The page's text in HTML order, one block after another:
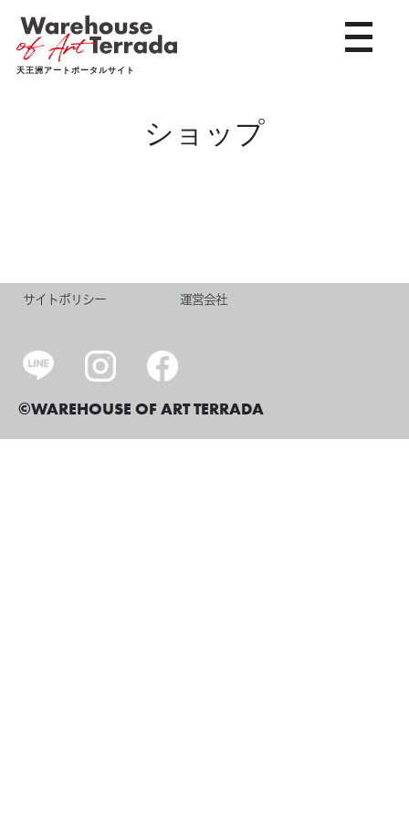
天王洲アートポータルサイト
toggle
ショップ
サイトポリシー 運営会社
©WAREHOUSE OF ART TERRADA